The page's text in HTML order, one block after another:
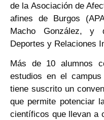
de la Asociación de
afines de Burgos
Macho González, y
Deportes y Relaciones
Más de 10 alumnos
estudios en el
tiene suscrito un
que permite potenciar
científicos que llevan a